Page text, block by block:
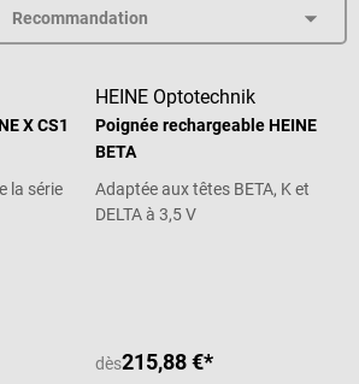
X CS1
la série
HEINE Optotechnik
Poignée rechargeable HEINE
BETA
Adaptée aux têtes BETA, K et
DELTA à 3,5 V
dès215,88 €*